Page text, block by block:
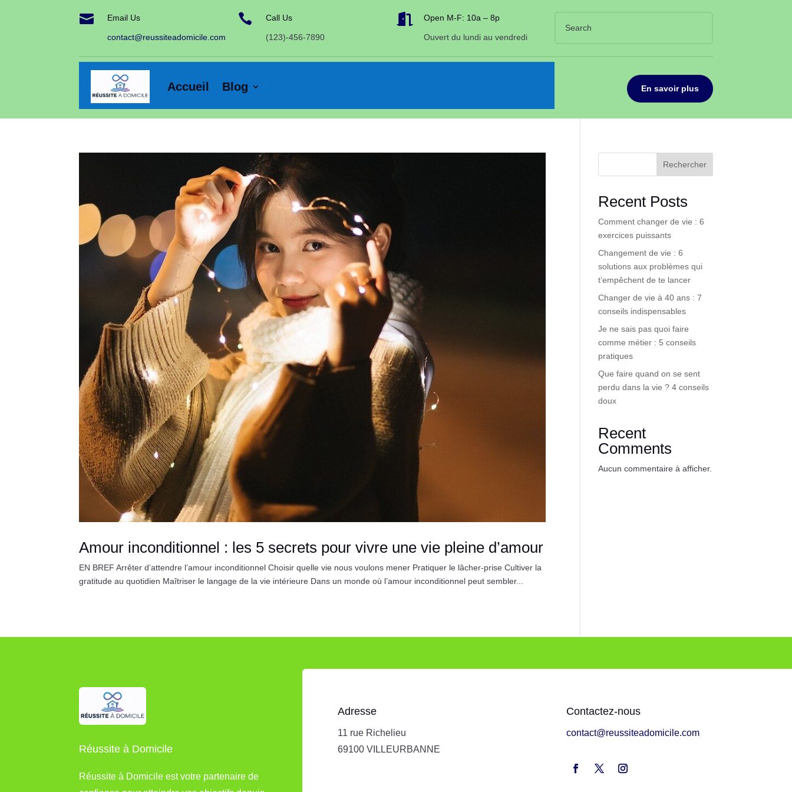
 Email Us
contact@reussiteadomicile.com
 Call Us
(123)-456-7890
 Open M-F: 10a – 8p
Ouvert du lundi au vendredi
Accueil Blog En savoir plus
Amour inconditionnel : les 5 secrets pour vivre une vie pleine d’amour
EN BREF Arrêter d’attendre l’amour inconditionnel Choisir quelle vie nous voulons mener Pratiquer le lâcher-prise Cultiver la
gratitude au quotidien Maîtriser le langage de la vie intérieure Dans un monde où l’amour inconditionnel peut sembler...
Rechercher
Recent Posts
Comment changer de vie : 6
exercices puissants
Changement de vie : 6
solutions aux problèmes qui
t’empêchent de te lancer
Changer de vie à 40 ans : 7
conseils indispensables
Je ne sais pas quoi faire
comme métier : 5 conseils
pratiques
Que faire quand on se sent
perdu dans la vie ? 4 conseils
doux
Recent
Comments
Aucun commentaire à afficher.
Réussite à Domicile
Réussite à Domicile est votre partenaire de
Adresse
11 rue Richelieu
69100 VILLEURBANNE
Contactez-nous
contact@reussiteadomicile.com